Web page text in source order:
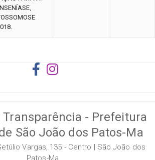
Transparência - Prefeitura
São João dos Patos-Ma
Vargas, 135 - Centro | São João dos
Patos-Ma